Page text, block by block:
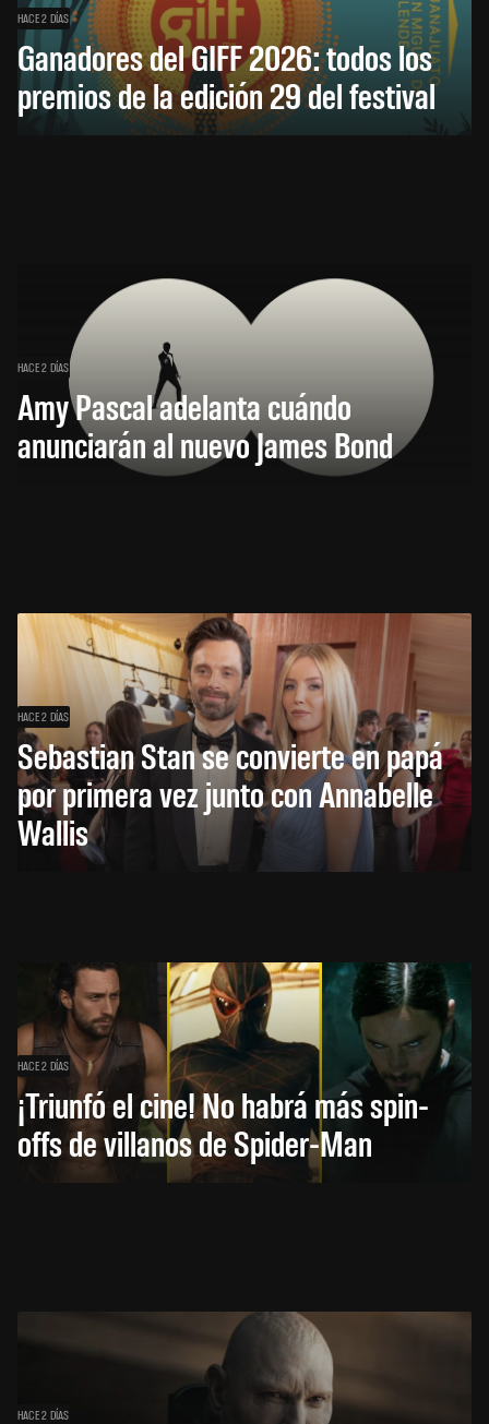
HACE 2 DÍAS
Ganadores del GIFF 2026: todos los
premios de la edición 29 del festival
HACE 2 DÍAS
Amy Pascal adelanta cuándo
anunciarán al nuevo James Bond
HACE 2 DÍAS
Sebastian Stan se convierte en papá
por primera vez junto con Annabelle
Wallis
HACE 2 DÍAS
¡Triunfó el cine! No habrá más spin-
offs de villanos de Spider-Man
HACE 2 DÍAS